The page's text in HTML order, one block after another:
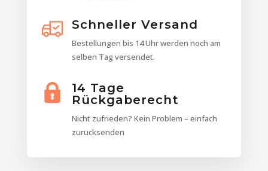
Schneller Versand
Bestellungen bis 14 Uhr werden noch am
selben Tag versendet.
14 Tage
Rückgaberecht
Nicht zufrieden? Kein Problem – einfach
zurücksenden